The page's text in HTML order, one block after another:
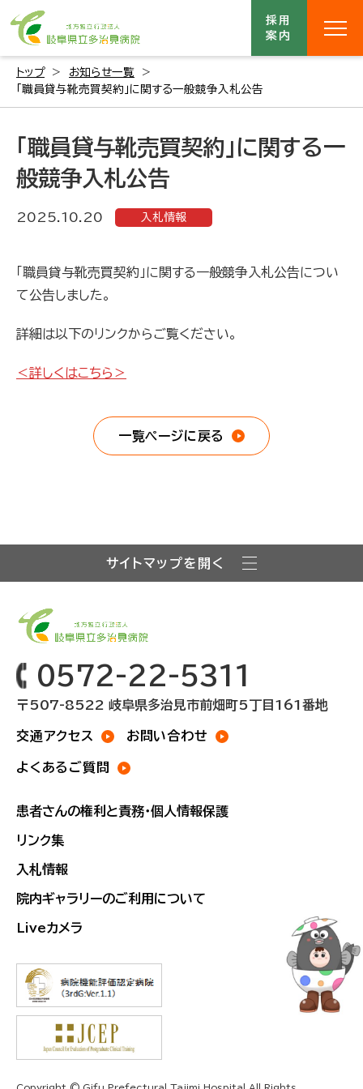
採用
案内
トップ
お知らせ一覧
「職員貸与靴売買契約」に関する一般競争入札公告
「職員貸与靴売買契約」に関する一
般競争入札公告
2025.10.20 入札情報
「職員貸与靴売買契約」に関する一般競争入札公告につい
て公告しました。
詳細は以下のリンクからご覧ください。
＜詳しくはこちら＞
一覧ページに戻る
サイトマップを開く
0572-22-5311
〒507-8522 岐阜県多治見市前畑町5丁目161番地
交通アクセス お問い合わせ
よくあるご質問
患者さんの権利と責務・個人情報保護
リンク集
入札情報
院内ギャラリーのご利用について
Liveカメラ